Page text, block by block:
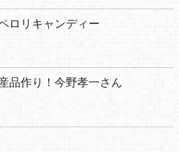
ロリキャンディー
品作り！今野孝一さん